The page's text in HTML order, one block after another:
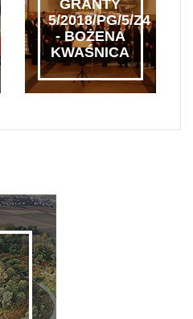
GRANTY
5/2018/PG/5/Z4
- BOŻENA
KWAŚNICA